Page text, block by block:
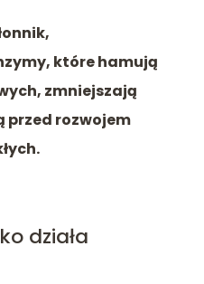
które hamują
zmniejszają
przed rozwojem
działa